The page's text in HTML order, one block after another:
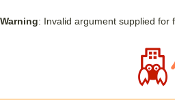
Warning: Invalid argument supplied for